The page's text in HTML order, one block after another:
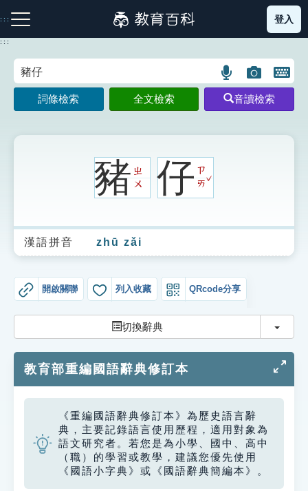
到
主
:::
注音索引圖示 筆畫索引圖示 部首索引表圖示
生字詞彙表
成語故事
索引選單
單字索引
生命大百科索引
遊戲專區
教學應用
登入
:::
語
言
搜
圖
片
搜
開
鍵
圖
詞條檢索 全文檢索 音讀檢索
豬ㄓ
ㄨ
仔ㄗ
ㄞ
ˇ
漢語拼音 zhū zǎi
開啟關聯 列入收藏 QRcode分享
切換辭典 切換
教育部重編國語辭典修訂本
《重編國語辭典修訂本》為歷史語言辭
典，主要記錄語言使用歷程，適用對象為
語文研究者。若您是為小學、國中、高中
（職）的學習或教學，建議您優先使用
《國語小字典》或《國語辭典簡編本》。